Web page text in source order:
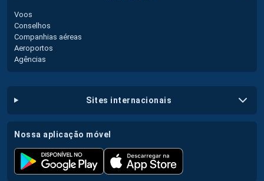
Voos
Conselhos
Companhias aéreas
Aeroportos
Agências
sites internacionais
nossa aplicação móvel